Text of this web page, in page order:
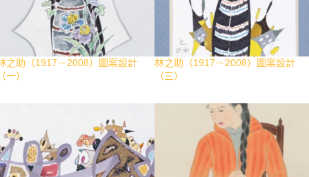
之助（1917－2008）圖案設計
一）
林之助（1917－2008）圖案設計
（三）